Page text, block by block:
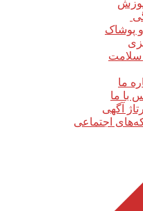
پوشاک
ما
با ما
آگهی
اجتماعی